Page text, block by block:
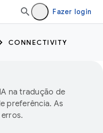
Fazer login
CONNECTIVITY
na tradução de
preferência. As